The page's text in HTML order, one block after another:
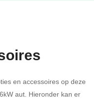
en accessoires op deze
aut. Hieronder kan er